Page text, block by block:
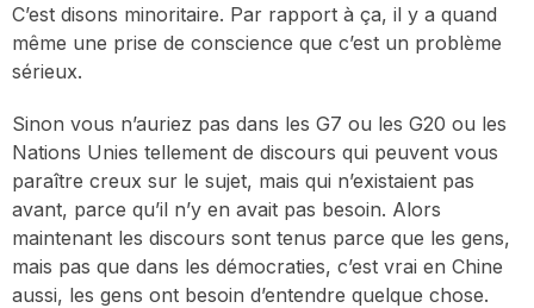
C’est disons minoritaire. Par rapport à ça, il y a quand
même une prise de conscience que c’est un problème
sérieux.
Sinon vous n’auriez pas dans les G7 ou les G20 ou les
Nations Unies tellement de discours qui peuvent vous
paraître creux sur le sujet, mais qui n’existaient pas
avant, parce qu’il n’y en avait pas besoin. Alors
maintenant les discours sont tenus parce que les gens,
mais pas que dans les démocraties, c’est vrai en Chine
aussi, les gens ont besoin d’entendre quelque chose.